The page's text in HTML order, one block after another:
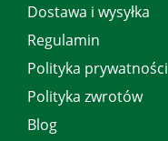
Dostawa i wysyłka
Regulamin
Polityka prywatności
Polityka zwrotów
Blog